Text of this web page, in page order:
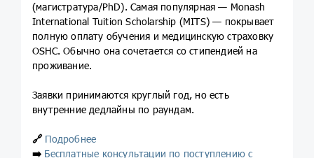
(магистратура/PhD). Самая популярная — Monash
International Tuition Scholarship (MITS) — покрывает
полную оплату обучения и медицинскую страховку
OSHC. Обычно она сочетается со стипендией на
проживание.
Заявки принимаются круглый год, но есть
внутренние дедлайны по раундам.
🔗 Подробнее
➡️ Бесплатные консультации по поступлению с